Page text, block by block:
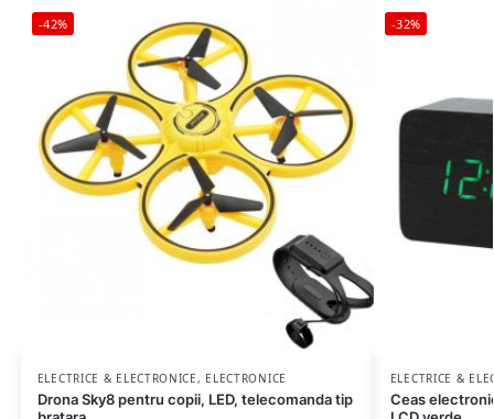
-42%
ELECTRICE & ELECTRONICE, ELECTRONICE
Drona Sky8 pentru copii, LED, telecomanda tip
-32%
ELECTRICE &
Ceas